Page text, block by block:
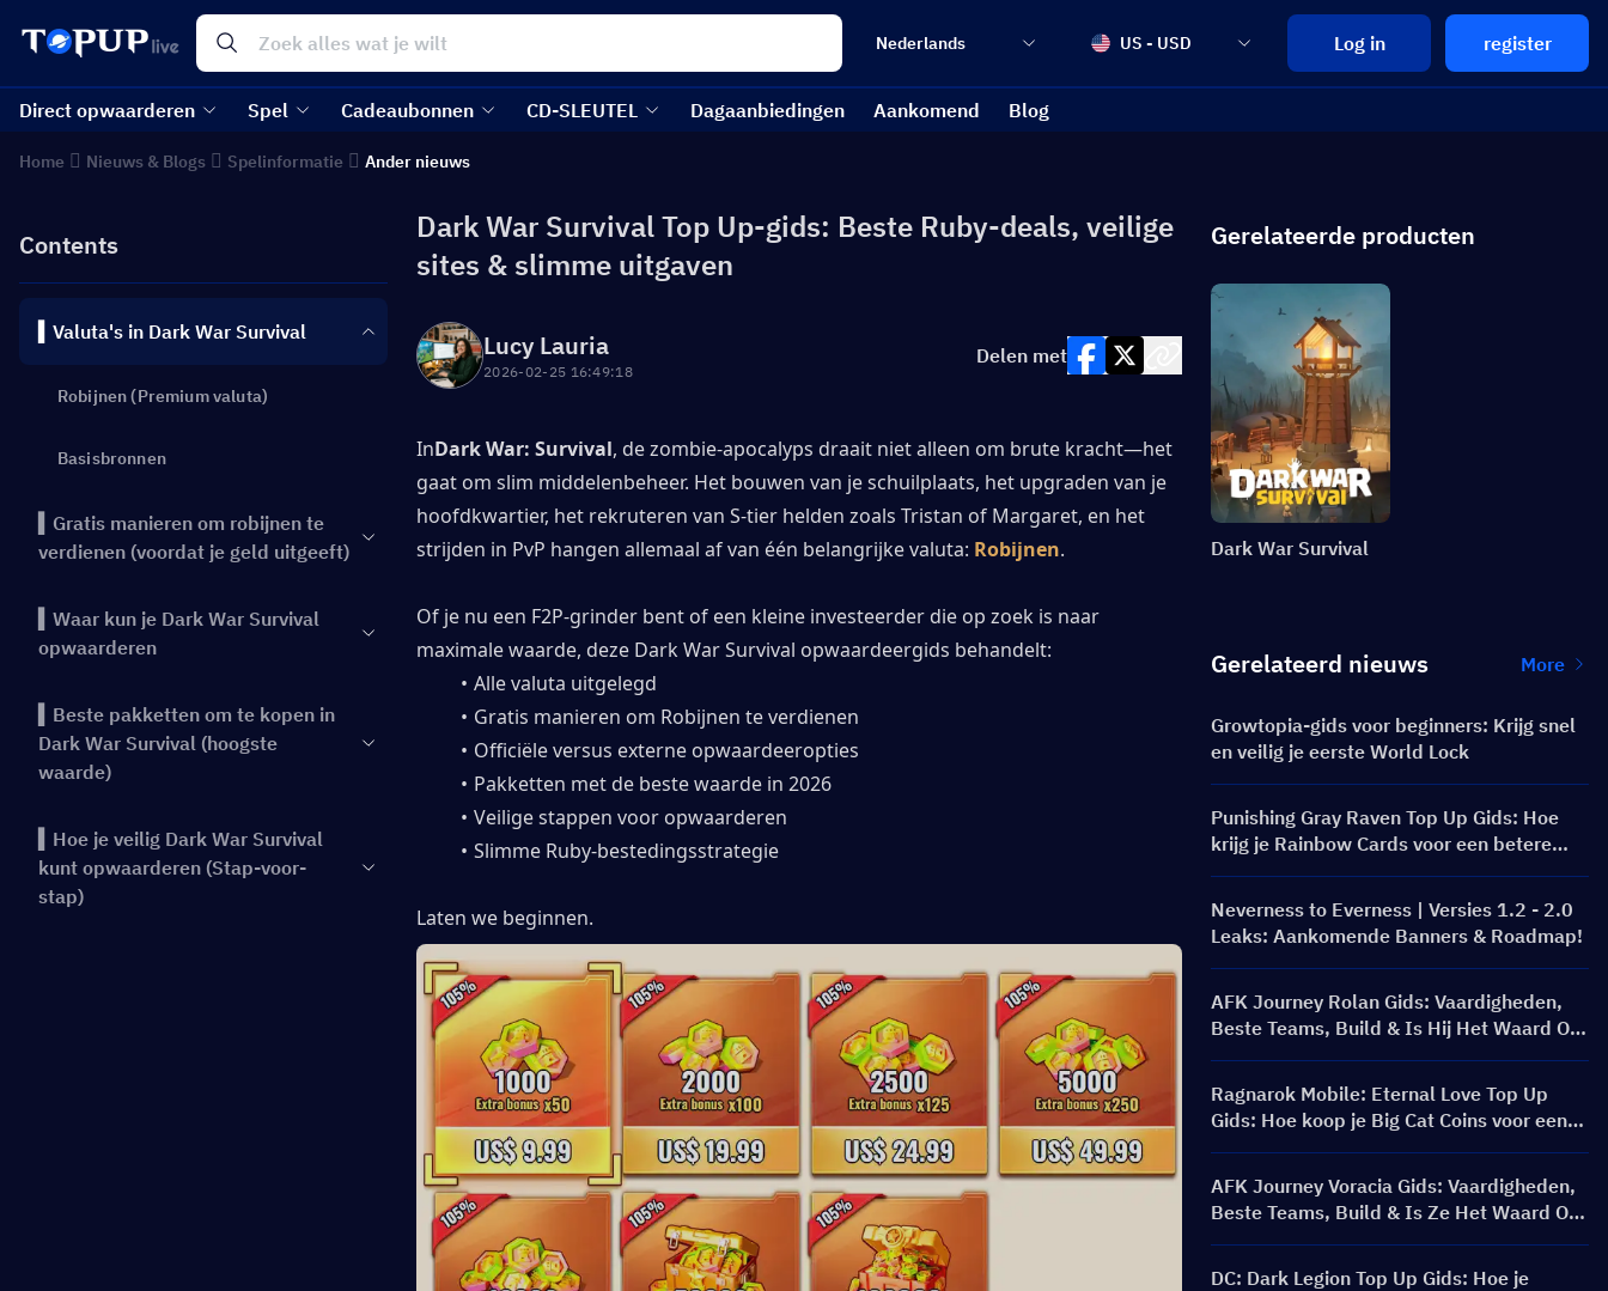
Nederlands US - USD Log in register
Direct opwaarderen Spel Cadeaubonnen CD-SLEUTEL Dagaanbiedingen Aankomend Blog
Home Nieuws & Blogs Spelinformatie Ander nieuws
Contents
▍Valuta's in Dark War Survival
Robijnen (Premium valuta)
Basisbronnen
▍Gratis manieren om robijnen te
verdienen (voordat je geld uitgeeft)
▍Waar kun je Dark War Survival
opwaarderen
▍Beste pakketten om te kopen in
Dark War Survival (hoogste
waarde)
▍Hoe je veilig Dark War Survival
kunt opwaarderen (Stap-voor-
stap)
Dark War Survival Top Up-gids: Beste Ruby-deals, veilige
sites & slimme uitgaven
Lucy Lauria
2026-02-25 16:49:18
Delen met
InDark War: Survival, de zombie-apocalyps draait niet alleen om brute kracht—het
gaat om slim middelenbeheer. Het bouwen van je schuilplaats, het upgraden van je
hoofdkwartier, het rekruteren van S-tier helden zoals Tristan of Margaret, en het
strijden in PvP hangen allemaal af van één belangrijke valuta: Robijnen.
Of je nu een F2P-grinder bent of een kleine investeerder die op zoek is naar
maximale waarde, deze Dark War Survival opwaardeergids behandelt:
Alle valuta uitgelegd
Gratis manieren om Robijnen te verdienen
Officiële versus externe opwaardeeropties
Pakketten met de beste waarde in 2026
Veilige stappen voor opwaarderen
Slimme Ruby-bestedingsstrategie
Laten we beginnen.
Gerelateerde producten
Dark War Survival
Gerelateerd nieuws More
Growtopia-gids voor beginners: Krijg snel
en veilig je eerste World Lock
Punishing Gray Raven Top Up Gids: Hoe
krijg je Rainbow Cards voor een betere
prijs?
Neverness to Everness | Versies 1.2 - 2.0
Leaks: Aankomende Banners & Roadmap!
AFK Journey Rolan Gids: Vaardigheden,
Beste Teams, Build & Is Hij Het Waard Om
Te Pulleren?
Ragnarok Mobile: Eternal Love Top Up
Gids: Hoe koop je Big Cat Coins voor een
betere prijs?
AFK Journey Voracia Gids: Vaardigheden,
Beste Teams, Build & Is Ze Het Waard Om
Te Puller?
DC: Dark Legion Top Up Gids: Hoe je